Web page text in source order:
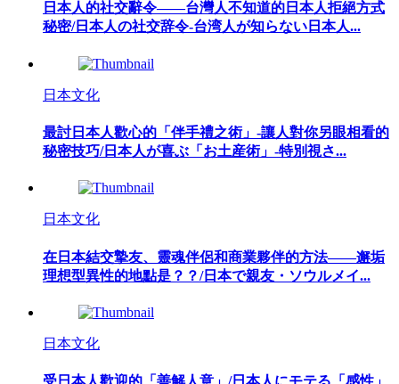
日本人的社交辭令——台灣人不知道的日本人拒絕方式
秘密/日本人の社交辞令-台湾人が知らない日本人...
日本文化
最討日本人歡心的「伴手禮之術」-讓人對你另眼相看的
秘密技巧/日本人が喜ぶ「お土産術」-特別視さ...
日本文化
在日本結交摯友、靈魂伴侶和商業夥伴的方法——邂垢
理想型異性的地點是？？/日本で親友・ソウルメイ...
日本文化
受日本人歡迎的「善解人意」/日本人にモテる「感性」